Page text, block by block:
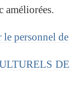
améliorées.
personnel de